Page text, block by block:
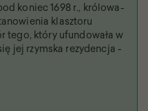
koniec 1698 r., królowa-
klasztoru
tego, który ufundowała w
jej rzymska rezydencja -